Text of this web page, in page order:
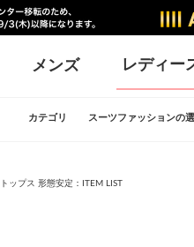
メンズ レディー
カテゴリ スーツファッションの
トップス 形態安定：ITEM LIST